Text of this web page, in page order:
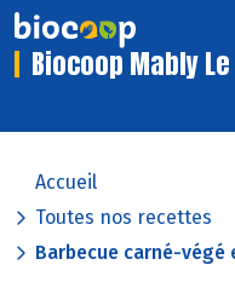
Biocoop Mably
Accueil
Toutes nos recettes
Barbecue carné-végé